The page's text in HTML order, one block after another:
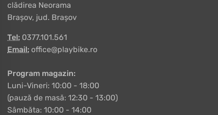
clădirea Neorama
Brașov, jud. Brașov
Tel: 0377.101.561
Email: office@playbike.ro
Program magazin:
Luni-Vineri: 10:00 - 18:00
(pauză de masă: 12:30 - 13:00)
Sâmbăta: 10:00 - 14:00